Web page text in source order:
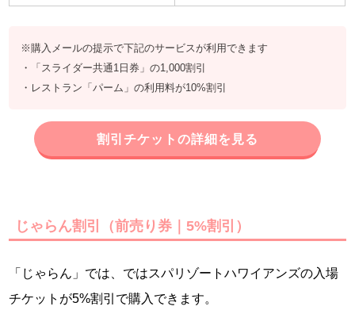
※購入メールの提示で下記のサービスが利用できます
・「スライダー共通1日券」の1,000割引
・レストラン「パーム」の利用料が10%割引
割引チケットの詳細を見る
じゃらん割引（前売り券｜5%割引）
「じゃらん」では、ではスパリゾートハワイアンズの入場
チケットが5%割引で購入できます。